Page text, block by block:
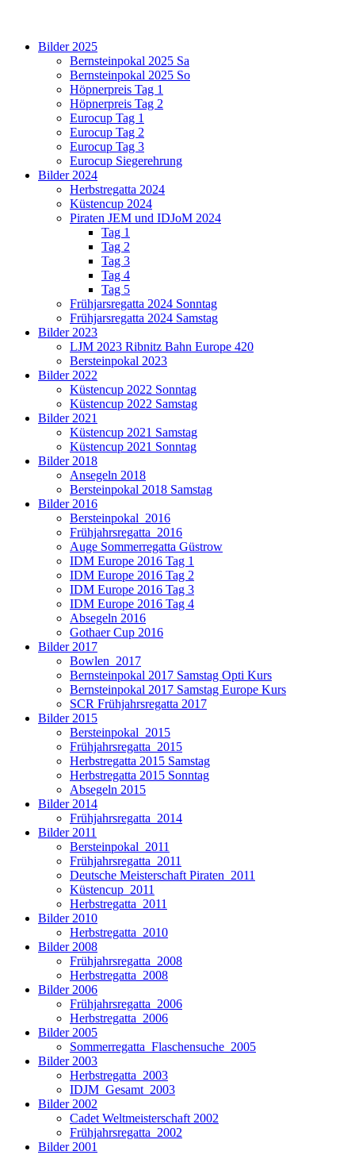
Bilder 2025
Bernsteinpokal 2025 Sa
Bernsteinpokal 2025 So
Höpnerpreis Tag 1
Höpnerpreis Tag 2
Eurocup Tag 1
Eurocup Tag 2
Eurocup Tag 3
Eurocup Siegerehrung
Bilder 2024
Herbstregatta 2024
Küstencup 2024
Piraten JEM und IDJoM 2024
Tag 1
Tag 2
Tag 3
Tag 4
Tag 5
Frühjarsregatta 2024 Sonntag
Frühjarsregatta 2024 Samstag
Bilder 2023
LJM 2023 Ribnitz Bahn Europe 420
Bersteinpokal 2023
Bilder 2022
Küstencup 2022 Sonntag
Küstencup 2022 Samstag
Bilder 2021
Küstencup 2021 Samstag
Küstencup 2021 Sonntag
Bilder 2018
Ansegeln 2018
Bersteinpokal 2018 Samstag
Bilder 2016
Bersteinpokal_2016
Frühjahrsregatta_2016
Auge Sommerregatta Güstrow
IDM Europe 2016 Tag 1
IDM Europe 2016 Tag 2
IDM Europe 2016 Tag 3
IDM Europe 2016 Tag 4
Absegeln 2016
Gothaer Cup 2016
Bilder 2017
Bowlen_2017
Bernsteinpokal 2017 Samstag Opti Kurs
Bernsteinpokal 2017 Samstag Europe Kurs
SCR Frühjahrsregatta 2017
Bilder 2015
Bersteinpokal_2015
Frühjahrsregatta_2015
Herbstregatta 2015 Samstag
Herbstregatta 2015 Sonntag
Absegeln 2015
Bilder 2014
Frühjahrsregatta_2014
Bilder 2011
Bersteinpokal_2011
Frühjahrsregatta_2011
Deutsche Meisterschaft Piraten_2011
Küstencup_2011
Herbstregatta_2011
Bilder 2010
Herbstregatta_2010
Bilder 2008
Frühjahrsregatta_2008
Herbstregatta_2008
Bilder 2006
Frühjahrsregatta_2006
Herbstregatta_2006
Bilder 2005
Sommerregatta_Flaschensuche_2005
Bilder 2003
Herbstregatta_2003
IDJM_Gesamt_2003
Bilder 2002
Cadet Weltmeisterschaft 2002
Frühjahrsregatta_2002
Bilder 2001